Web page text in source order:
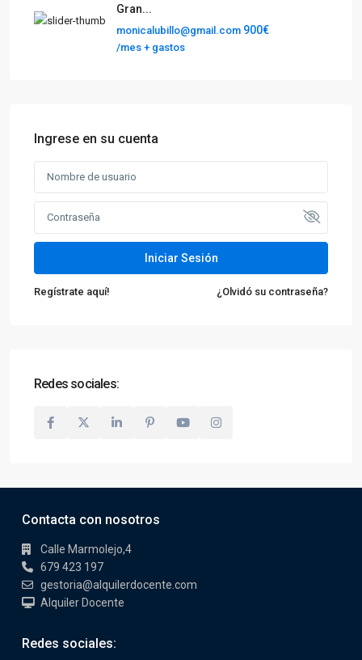
Gran...
monicalubillo@gmail.com 900€
/mes + gastos
Ingrese en su cuenta
Iniciar Sesión
Regístrate aquí! ¿Olvidó su contraseña?
Redes sociales:
Contacta con nosotros
Calle Marmolejo,4
679 423 197
gestoria@alquilerdocente.com
Alquiler Docente
Redes sociales: